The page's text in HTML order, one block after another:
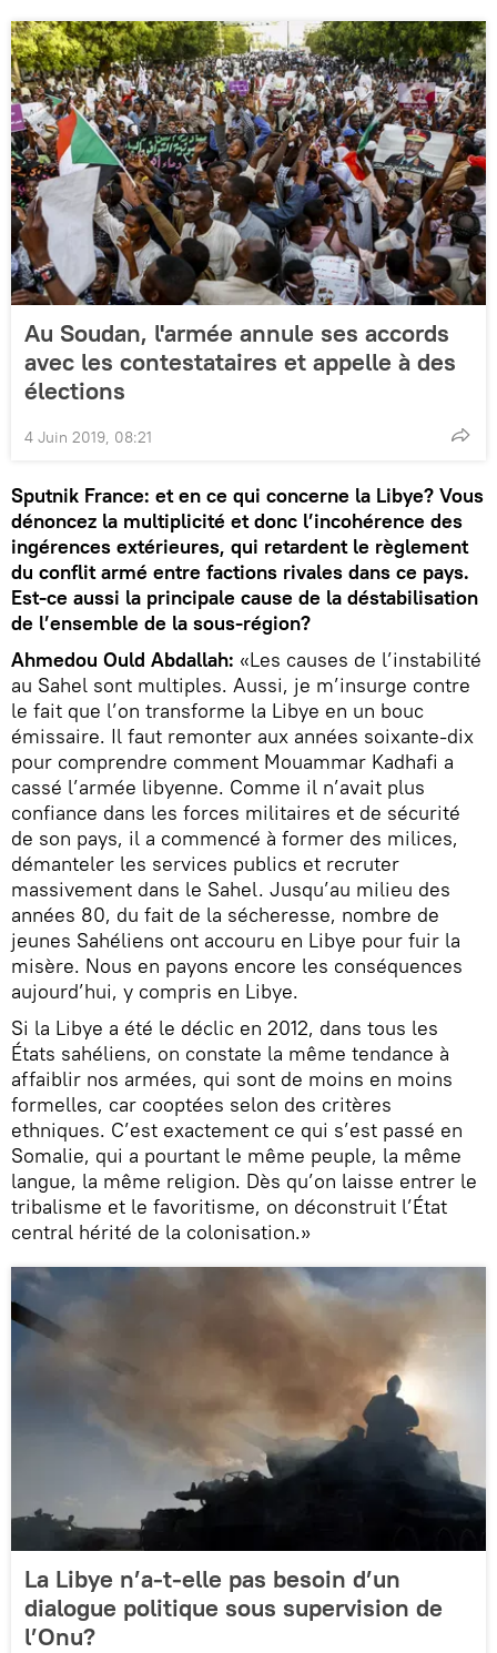
Au Soudan, l'armée annule ses accords
avec les contestataires et appelle à des
élections
4 Juin 2019, 08:21
Sputnik France: et en ce qui concerne la Libye? Vous
dénoncez la multiplicité et donc l’incohérence des
ingérences extérieures, qui retardent le règlement
du conflit armé entre factions rivales dans ce pays.
Est-ce aussi la principale cause de la déstabilisation
de l’ensemble de la sous-région?
Ahmedou Ould Abdallah: «Les causes de l’instabilité
au Sahel sont multiples. Aussi, je m’insurge contre
le fait que l’on transforme la Libye en un bouc
émissaire. Il faut remonter aux années soixante-dix
pour comprendre comment Mouammar Kadhafi a
cassé l’armée libyenne. Comme il n’avait plus
confiance dans les forces militaires et de sécurité
de son pays, il a commencé à former des milices,
démanteler les services publics et recruter
massivement dans le Sahel. Jusqu’au milieu des
années 80, du fait de la sécheresse, nombre de
jeunes Sahéliens ont accouru en Libye pour fuir la
misère. Nous en payons encore les conséquences
aujourd’hui, y compris en Libye.
Si la Libye a été le déclic en 2012, dans tous les
États sahéliens, on constate la même tendance à
affaiblir nos armées, qui sont de moins en moins
formelles, car cooptées selon des critères
ethniques. C’est exactement ce qui s’est passé en
Somalie, qui a pourtant le même peuple, la même
langue, la même religion. Dès qu’on laisse entrer le
tribalisme et le favoritisme, on déconstruit l’État
central hérité de la colonisation.»
La Libye n’a-t-elle pas besoin d’un
dialogue politique sous supervision de
l’Onu?